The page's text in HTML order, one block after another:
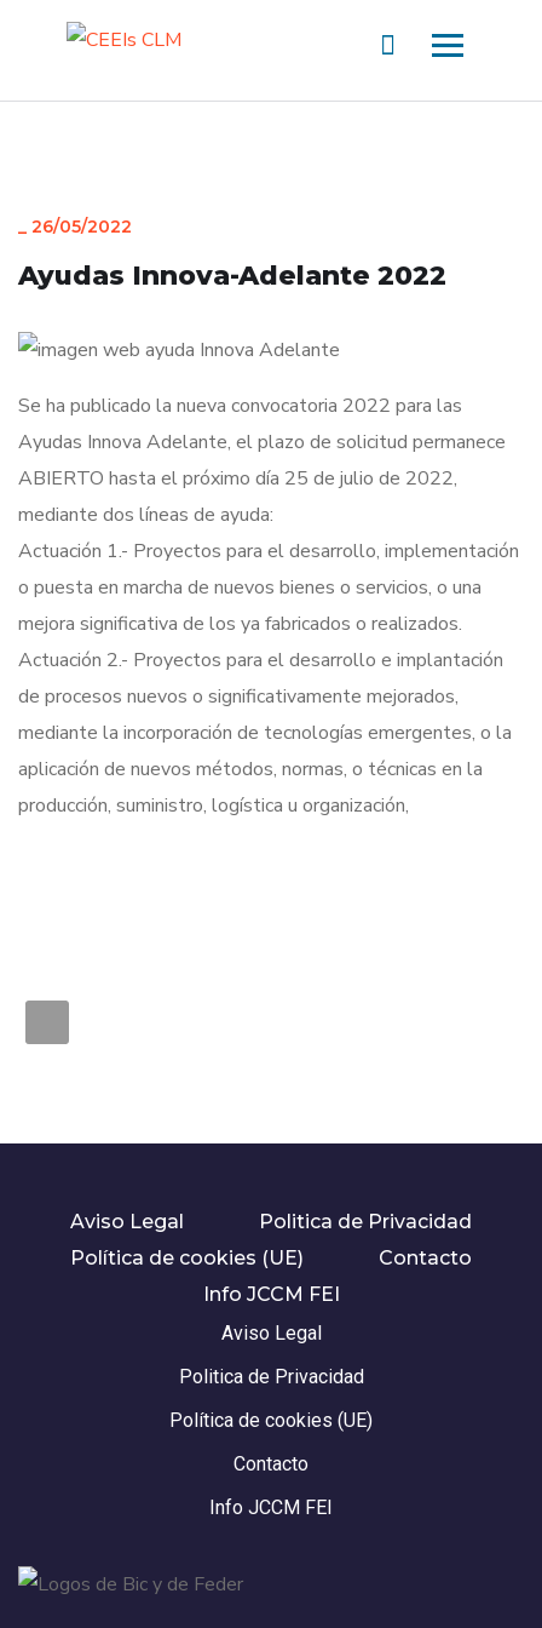
_ 26/05/2022
Ayudas Innova-Adelante 2022
Se ha publicado la nueva convocatoria 2022 para las
Ayudas Innova Adelante, el plazo de solicitud permanece
ABIERTO hasta el próximo día 25 de julio de 2022,
mediante dos líneas de ayuda:
Actuación 1.- Proyectos para el desarrollo, implementación
o puesta en marcha de nuevos bienes o servicios, o una
mejora significativa de los ya fabricados o realizados.
Actuación 2.- Proyectos para el desarrollo e implantación
de procesos nuevos o significativamente mejorados,
mediante la incorporación de tecnologías emergentes, o la
aplicación de nuevos métodos, normas, o técnicas en la
producción, suministro, logística u organización,
Aviso Legal
Politica de Privacidad
Política de cookies (UE)
Contacto
Info JCCM FEI
Aviso Legal
Politica de Privacidad
Política de cookies (UE)
Contacto
Info JCCM FEI